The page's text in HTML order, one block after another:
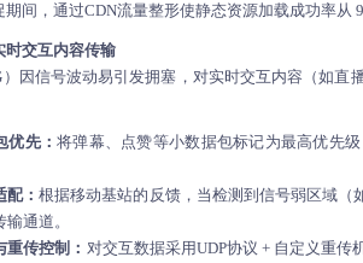
间，通过CDN流量整形使静态资源加载成功率从
时交互内容传输
因信号波动易引发拥塞，对实时交互内容（如
优先：将弹幕、点赞等小数据包标记为最高优先
配：根据移动基站的反馈，当检测到信号弱区域
通道。
传控制： 对交互数据采用UDP协议 + 自定义重